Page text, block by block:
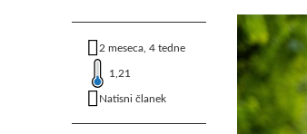
2 meseca, 4 tedne
1,21
Natisni članek